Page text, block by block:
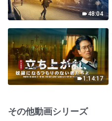
48:04
1:14:17
その他動画シリーズ